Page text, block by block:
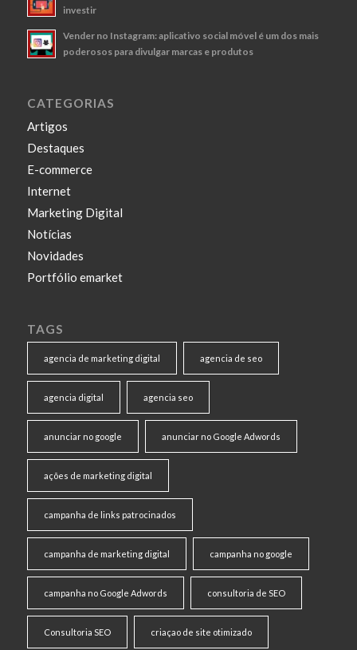
investir
Vender no Instagram: aplicativo social móvel é um dos mais
poderosos para divulgar marcas e produtos
CATEGORIAS
Artigos
Destaques
E-commerce
Internet
Marketing Digital
Notícias
Novidades
Portfólio emarket
TAGS
agencia de marketing digital agencia de seo
agencia digital agencia seo
anunciar no google anunciar no Google Adwords
ações de marketing digital
campanha de links patrocinados
campanha de marketing digital campanha no google
campanha no Google Adwords consultoria de SEO
Consultoria SEO criaçao de site otimizado